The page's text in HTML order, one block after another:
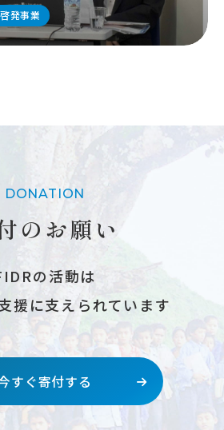
発事業
DONATION
のお願い
の活動は
援に支えられています
すぐ寄付する